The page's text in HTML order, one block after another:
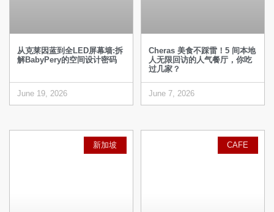
从克莱因蓝到全LED屏幕墙:拆
解BabyPery的空间设计密码
June 19, 2026
Cheras 美食不踩雷！5 间本地
人无限回访的人气餐厅，你吃
过几家？
June 7, 2026
新加坡 CAFE